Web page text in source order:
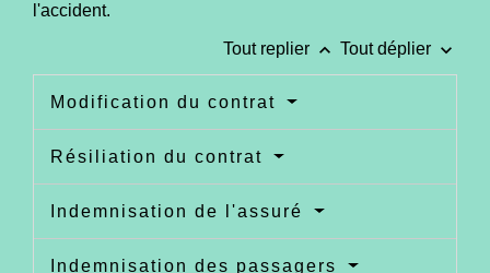
l'accident.
Tout replier keyboard_arrow_up Tout déplier keyboard_arrow_down
Modification du contrat
Résiliation du contrat
Indemnisation de l'assuré
Indemnisation des passagers